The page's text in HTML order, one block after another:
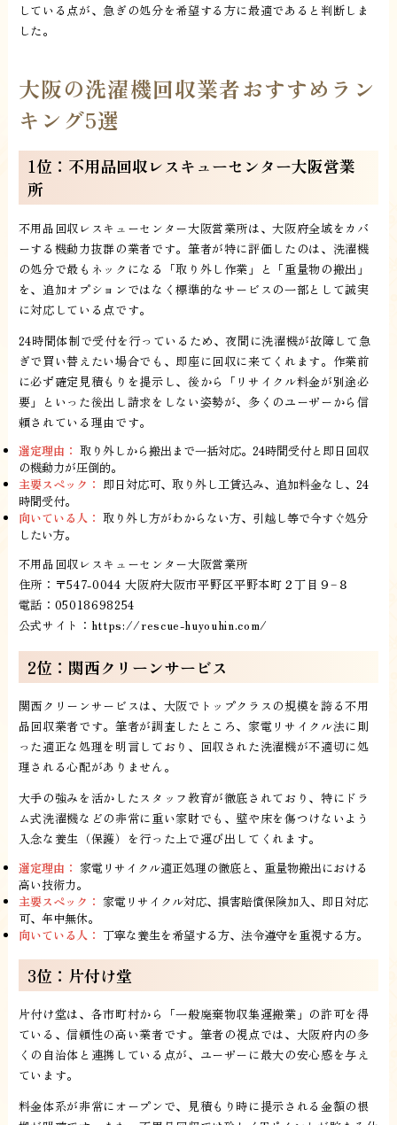
している点が、急ぎの処分を希望する方に最適であると判断しま
した。
大阪の洗濯機回収業者おすすめラン
キング5選
1位：不用品回収レスキューセンター大阪営業
所
不用品回収レスキューセンター大阪営業所は、大阪府全域をカバ
ーする機動力抜群の業者です。筆者が特に評価したのは、洗濯機
の処分で最もネックになる「取り外し作業」と「重量物の搬出」
を、追加オプションではなく標準的なサービスの一部として誠実
に対応している点です。
24時間体制で受付を行っているため、夜間に洗濯機が故障して急
ぎで買い替えたい場合でも、即座に回収に来てくれます。作業前
に必ず確定見積もりを提示し、後から「リサイクル料金が別途必
要」といった後出し請求をしない姿勢が、多くのユーザーから信
頼されている理由です。
選定理由： 取り外しから搬出まで一括対応。24時間受付と即日回収
の機動力が圧倒的。
主要スペック： 即日対応可、取り外し工賃込み、追加料金なし、24
時間受付。
向いている人： 取り外し方がわからない方、引越し等で今すぐ処分
したい方。
不用品回収レスキューセンター大阪営業所
住所：〒547-0044 大阪府大阪市平野区平野本町２丁目９−８
電話：05018698254
公式サイト： https://rescue-huyouhin.com/
2位：関西クリーンサービス
関西クリーンサービスは、大阪でトップクラスの規模を誇る不用
品回収業者です。筆者が調査したところ、家電リサイクル法に則
った適正な処理を明言しており、回収された洗濯機が不適切に処
理される心配がありません。
大手の強みを活かしたスタッフ教育が徹底されており、特にドラ
ム式洗濯機などの非常に重い家財でも、壁や床を傷つけないよう
入念な養生（保護）を行った上で運び出してくれます。
選定理由： 家電リサイクル適正処理の徹底と、重量物搬出における
高い技術力。
主要スペック： 家電リサイクル対応、損害賠償保険加入、即日対応
可、年中無休。
向いている人： 丁寧な養生を希望する方、法令遵守を重視する方。
3位：片付け堂
片付け堂は、各市町村から「一般廃棄物収集運搬業」の許可を得
ている、信頼性の高い業者です。筆者の視点では、大阪府内の多
くの自治体と連携している点が、ユーザーに最大の安心感を与え
ています。
料金体系が非常にオープンで、見積もり時に提示される金額の根